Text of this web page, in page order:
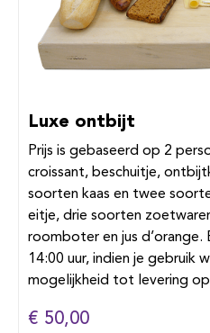
Luxe ontbijt
Prijs is gebaseerd op 2
croissant, beschuitje,
soorten kaas en twee
eitje, drie soorten
roomboter en jus
14:00 uur, indien je gebruik
mogelijkheid tot levering
€ 50,00